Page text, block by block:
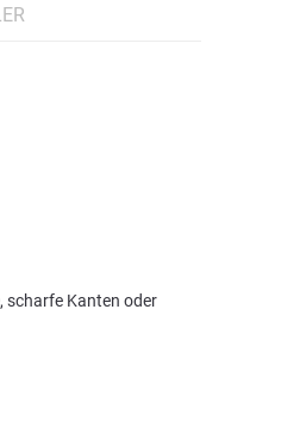
scharfe Kanten oder